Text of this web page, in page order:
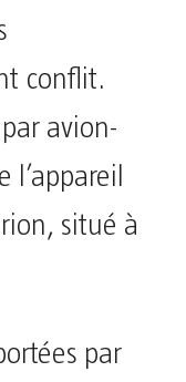
conflit.
avion-
l’appareil
situé à
par